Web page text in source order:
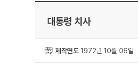
대통령 치사
제작연도 1972년 10월 06일